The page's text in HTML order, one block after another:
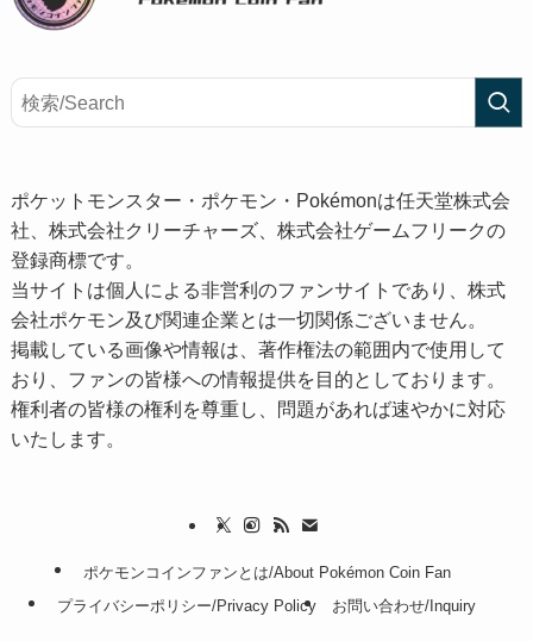
ポケットモンスター・ポケモン・Pokémonは任天堂株式会
社、株式会社クリーチャーズ、株式会社ゲームフリークの
登録商標です。
当サイトは個人による非営利のファンサイトであり、株式
会社ポケモン及び関連企業とは一切関係ございません。
掲載している画像や情報は、著作権法の範囲内で使用して
おり、ファンの皆様への情報提供を目的としております。
権利者の皆様の権利を尊重し、問題があれば速やかに対応
いたします。
ポケモンコインファンとは/About Pokémon Coin Fan
プライバシーポリシー/Privacy Policy
お問い合わせ/Inquiry